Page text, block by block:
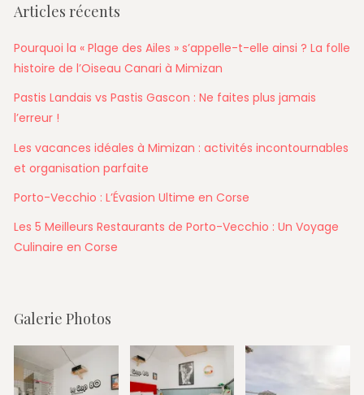
Articles récents
Pourquoi la « Plage des Ailes » s’appelle-t-elle ainsi ? La folle
histoire de l’Oiseau Canari à Mimizan
Pastis Landais vs Pastis Gascon : Ne faites plus jamais
l’erreur !
Les vacances idéales à Mimizan : activités incontournables
et organisation parfaite
Porto-Vecchio : L’Évasion Ultime en Corse
Les 5 Meilleurs Restaurants de Porto-Vecchio : Un Voyage
Culinaire en Corse
Galerie Photos